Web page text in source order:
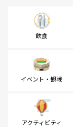
飲食
イベント・観戦
アクティビティ